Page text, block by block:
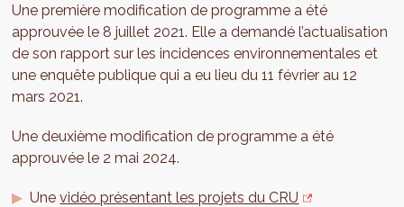
Une première modification de programme a été
approuvée le 8 juillet 2021. Elle a demandé l’actualisation
de son rapport sur les incidences environnementales et
une enquête publique qui a eu lieu du 11 février au 12
mars 2021.
Une deuxième modification de programme a été
approuvée le 2 mai 2024.
Unevidéo présentant les projets du CRU